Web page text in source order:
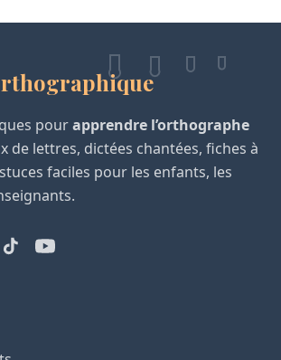
pourapprendre l’orthographe
de lettres, dictées chantées, fiches à
faciles pour les enfants, les